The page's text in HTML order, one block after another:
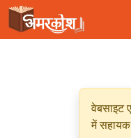
वेबसाइट
में सहायक